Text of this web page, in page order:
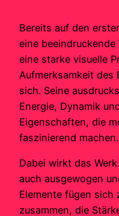
Bereits auf den
eine
eine starke visuelle
Aufmerksamkeit des
sich. Seine
Energie, Dynamik
Eigenschaften, die
faszinierend machen.
Dabei wirkt das
auch ausgewogen
Elemente fügen sich
zusammen, die